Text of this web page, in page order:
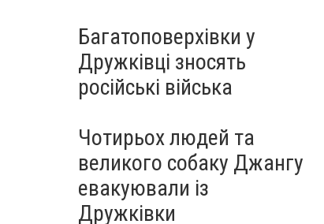
Багатоповерхівки у
Дружківці зносять
російські війська
Чотирьох людей та
великого собаку Джангу
евакуювали із
Дружківки